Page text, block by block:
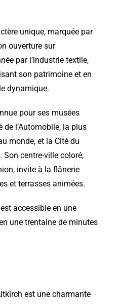
unique, marquée par
ouverture sur
par l’industrie textile,
son patrimoine et en
dynamique.
pour ses musées
de l’Automobile, la plus
monde, et la Cité du
Son centre-ville coloré,
invite à la flânerie
et terrasses animées.
accessible en une
une trentaine de minutes
est une charmante